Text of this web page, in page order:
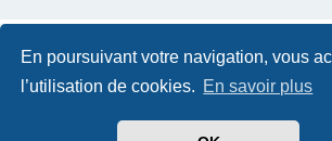
En poursuivant votre navigation, vous
l’utilisation de cookies. En savoir plus
Index du forum Supprimer les cookies